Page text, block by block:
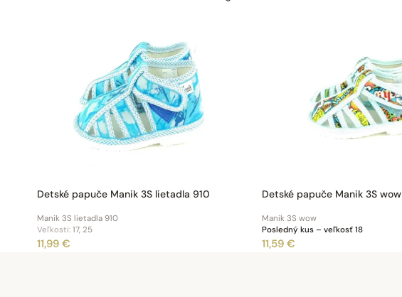
Detské papuče Manik 3S lietadla 910
Manik 3S lietadla 910
Veľkosti: 17, 25
11,99 €
Detské papuče Manik 3S wow
Manik 3S wow
Posledný kus – veľkosť 18
11,59 €